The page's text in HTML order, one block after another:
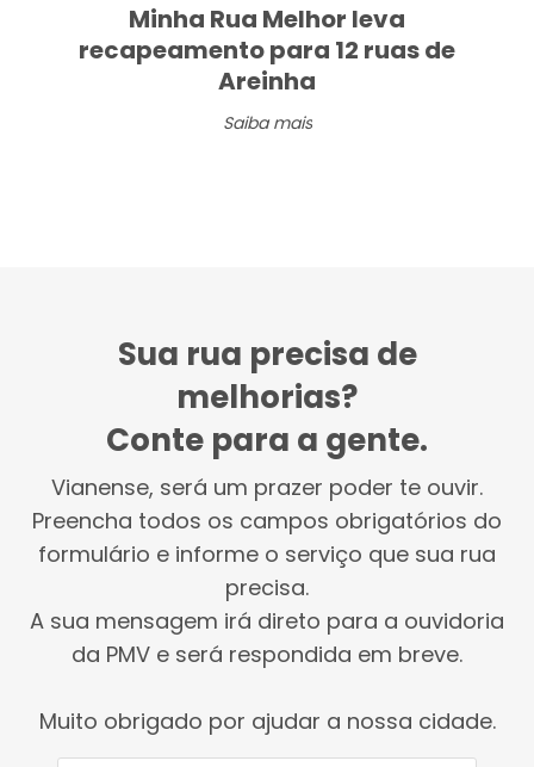
Minha Rua Melhor leva
recapeamento para 12 ruas de
Areinha
Saiba mais
Sua rua precisa de
melhorias?
Conte para a gente.
Vianense, será um prazer poder te ouvir.
Preencha todos os campos obrigatórios do
formulário e informe o serviço que sua rua
precisa.
A sua mensagem irá direto para a ouvidoria
da PMV e será respondida em breve.
Muito obrigado por ajudar a nossa cidade.